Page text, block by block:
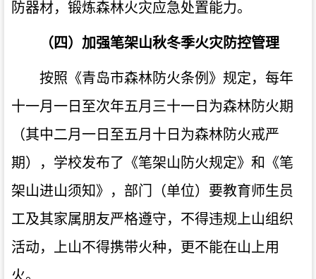
防器材，锻炼森林火灾应急处置能力。
（四）加强笔架山秋冬季火灾防控管理
按照《青岛市森林防火条例》规定，每年
十一月一日至次年五月三十一日为森林防火期
（其中二月一日至五月十日为森林防火戒严
期），学校发布了《笔架山防火规定》和《笔
架山进山须知》，部门（单位）要教育师生员
工及其家属朋友严格遵守，不得违规上山组织
活动，上山不得携带火种，更不能在山上用
火。